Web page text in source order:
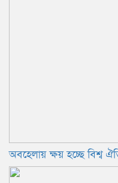
অবহেলায় ক্ষয় হচ্ছে বিশ্ব